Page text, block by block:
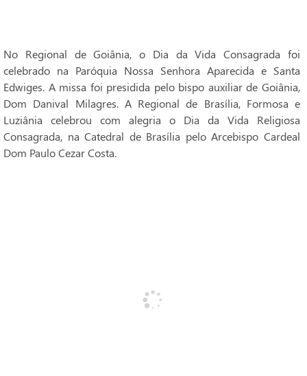
No Regional de Goiânia, o Dia da Vida Consagrada foi
celebrado na Paróquia Nossa Senhora Aparecida e Santa
Edwiges. A missa foi presidida pelo bispo auxiliar de Goiânia,
Dom Danival Milagres. A Regional de Brasília, Formosa e
Luziânia celebrou com alegria o Dia da Vida Religiosa
Consagrada, na Catedral de Brasília pelo Arcebispo Cardeal
Dom Paulo Cezar Costa.